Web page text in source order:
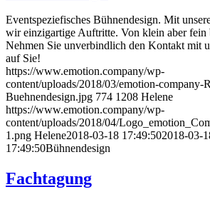
Eventspeziefisches Bühnendesign. Mit
wir einzigartige Auftritte. Von klein aber fein
Nehmen Sie unverbindlich den Kontakt mit
auf Sie!
https://www.emotion.company/wp-
content/uploads/2018/03/emotion-company-
Buehnendesign.jpg 774 1208 Helene
https://www.emotion.company/wp-
content/uploads/2018/04/
1.png Helene2018-03-18 17:49:502018-03-
17:49:50Bühnendesign
Fachtagung